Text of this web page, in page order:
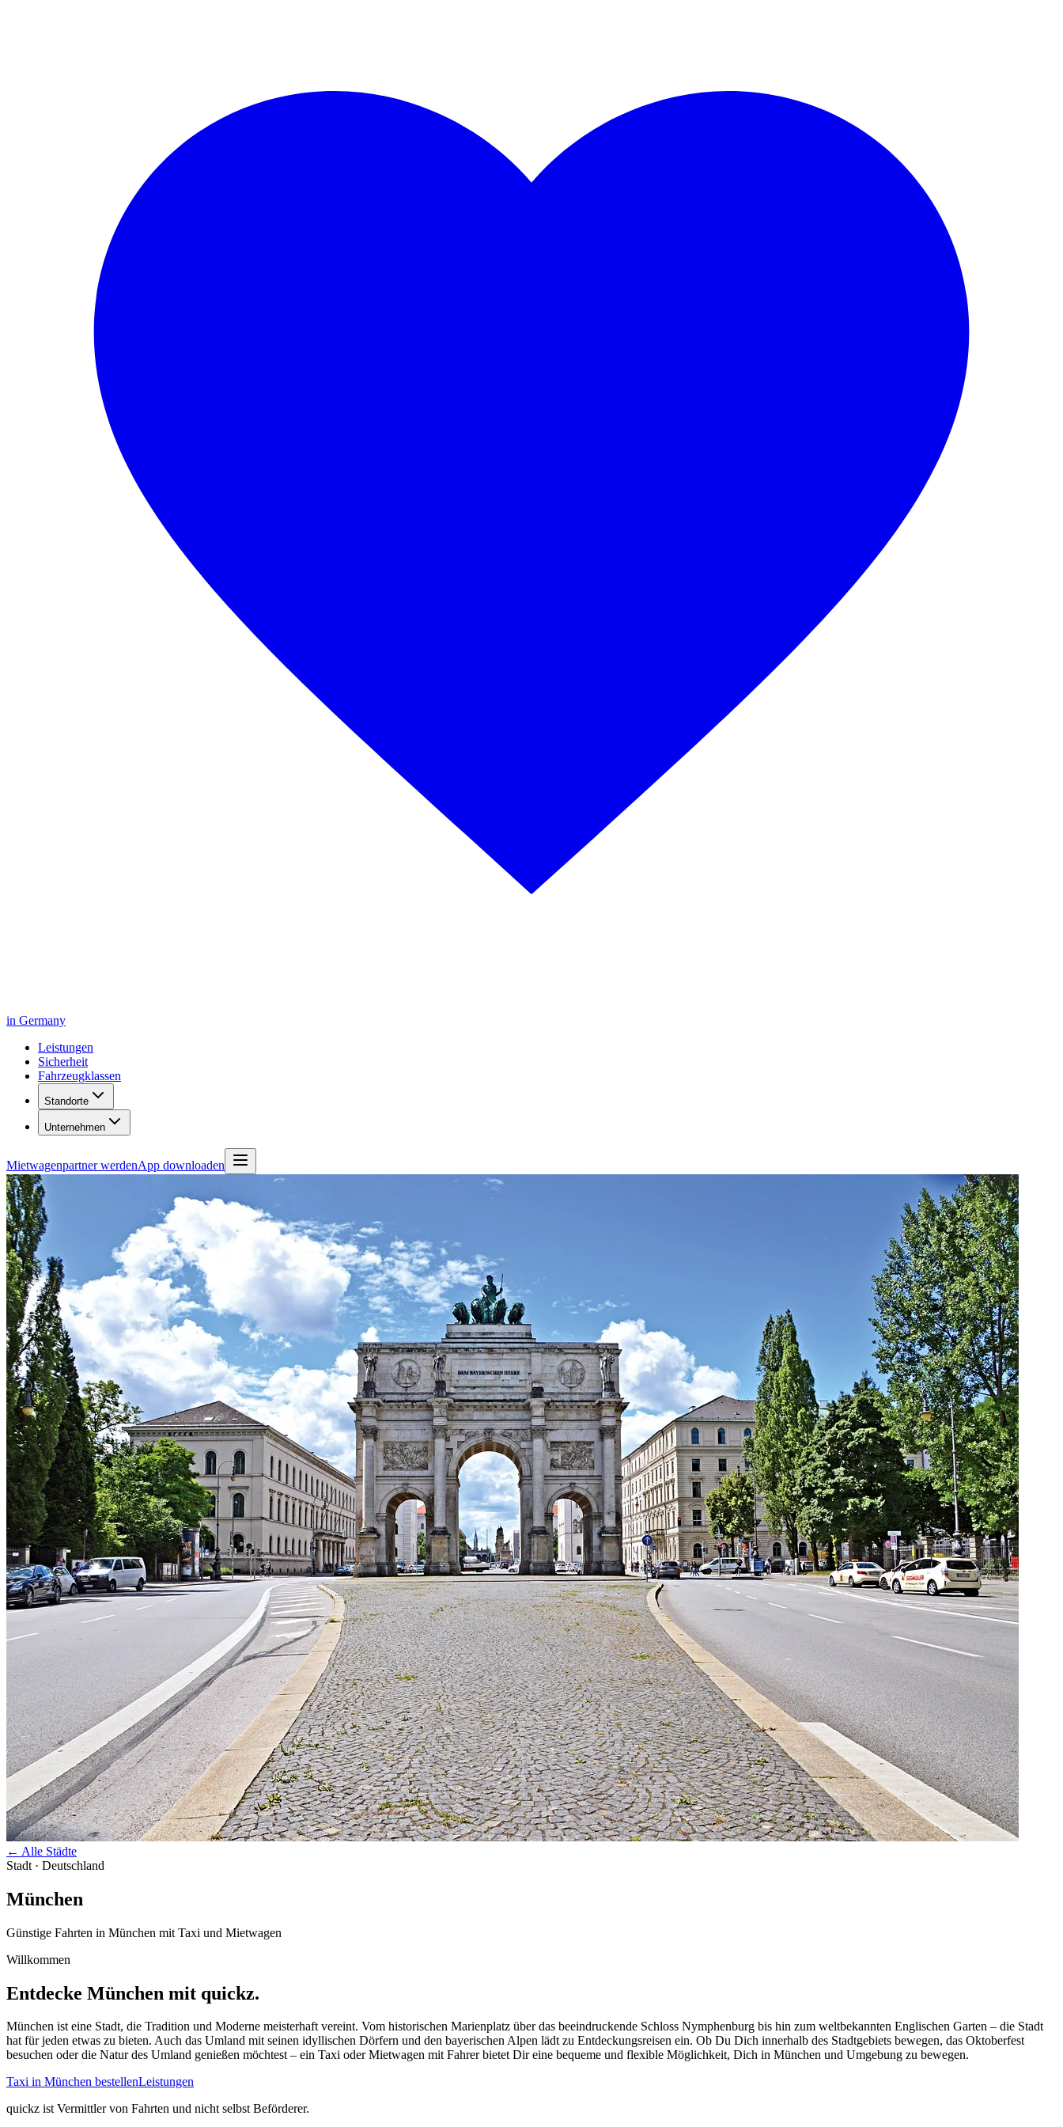
in Germany
Leistungen
Sicherheit
Fahrzeugklassen
Standorte
Unternehmen
Mietwagenpartner werdenApp downloaden
← Alle Städte
Stadt · Deutschland
München
Günstige Fahrten in München mit Taxi und Mietwagen
Willkommen
Entdecke München mit quickz.
München ist eine Stadt, die Tradition und Moderne meisterhaft vereint. Vom historischen Marienplatz über das beeindruckende Schloss Nymphenburg bis hin zum weltbekannten Englischen Garten – die Stadt
hat für jeden etwas zu bieten. Auch das Umland mit seinen idyllischen Dörfern und den bayerischen Alpen lädt zu Entdeckungsreisen ein. Ob Du Dich innerhalb des Stadtgebiets bewegen, das Oktoberfest
besuchen oder die Natur des Umland genießen möchtest – ein Taxi oder Mietwagen mit Fahrer bietet Dir eine bequeme und flexible Möglichkeit, Dich in München und Umgebung zu bewegen.
Taxi in München bestellenLeistungen
quickz ist Vermittler von Fahrten und nicht selbst Beförderer.